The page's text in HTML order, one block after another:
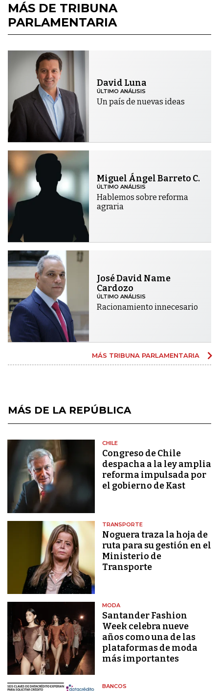
MÁS DE TRIBUNA
PARLAMENTARIA
David Luna
ÚLTIMO ANÁLISIS
Un país de nuevas ideas
Miguel Ángel Barreto C.
ÚLTIMO ANÁLISIS
Hablemos sobre reforma
agraria
José David Name
Cardozo
ÚLTIMO ANÁLISIS
Racionamiento innecesario
MÁS TRIBUNA PARLAMENTARIA
MÁS DE LA REPÚBLICA
CHILE
Congreso de Chile
despacha a la ley amplia
reforma impulsada por
el gobierno de Kast
TRANSPORTE
Noguera traza la hoja de
ruta para su gestión en el
Ministerio de
Transporte
MODA
Santander Fashion
Week celebra nueve
años como una de las
plataformas de moda
más importantes
BANCOS